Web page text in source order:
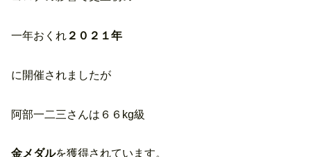
一年おくれ ２０２１年
に開催されましたが
阿部一二三さんは６６kg級
金メダルを獲得されています。